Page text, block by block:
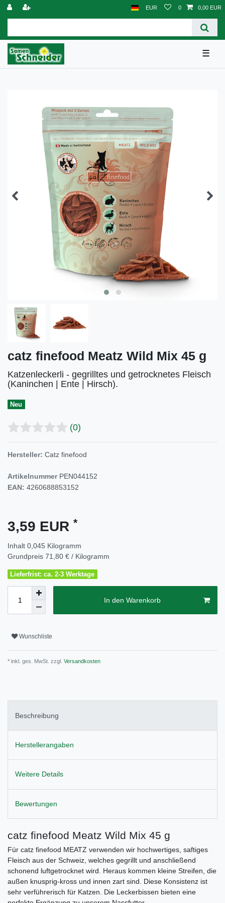
EUR 0 0,00 EUR
☰
catz finefood Meatz Wild Mix 45 g
Katzenleckerli - gegrilltes und getrocknetes Fleisch
(Kaninchen | Ente | Hirsch).
Neu
(0)
Hersteller: Catz finefood
Artikelnummer PEN044152
EAN: 4260688853152
3,59 EUR *
Inhalt 0,045 Kilogramm
Grundpreis 71,80 € / Kilogramm
Lieferfrist: ca. 2-3 Werktage
In den Warenkorb
Wunschliste
* inkl. ges. MwSt. zzgl. Versandkosten
Beschreibung
Herstellerangaben
Weitere Details
Bewertungen
catz finefood Meatz Wild Mix 45 g
Für catz finefood MEATZ verwenden wir hochwertiges, saftiges
Fleisch aus der Schweiz, welches gegrillt und anschließend
schonend luftgetrocknet wird. Heraus kommen kleine Streifen, die
außen knusprig-kross und innen zart sind. Diese Konsistenz ist
sehr verführerisch für Katzen. Die Leckerbissen bieten eine